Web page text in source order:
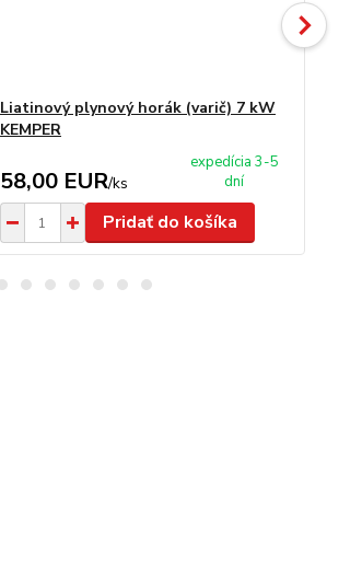
Liatinový plynový horák (varič) 7 kW
KEMPER
58,00 EUR/ks
expedícia 3-5
dní
Pridať do košíka